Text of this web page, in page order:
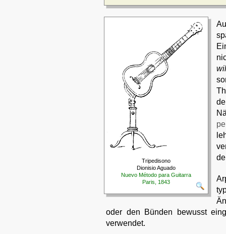
Tripedisono
Dionisio Aguado
Nuevo Método para Guitarra
Paris, 1843
oder den Bünden bewusst
verwendet.